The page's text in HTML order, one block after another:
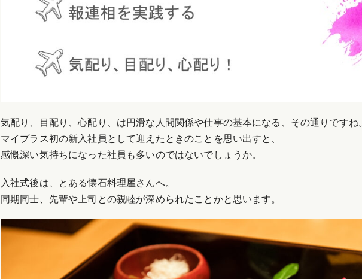
気配り、目配り、心配り、は円滑な人間関係や仕事の基本になる、その通りですね。
マイプラス初の新入社員として迎えたときのことを思い出すと、
感慨深い気持ちになった社員も多いのではないでしょうか。
入社式後は、とある懐石料理屋さんへ。
同期同士、先輩や上司との親睦が深められたことかと思います。